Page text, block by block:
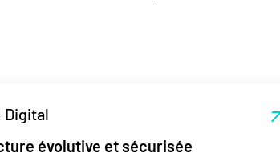
Digital
évolutive et sécurisée